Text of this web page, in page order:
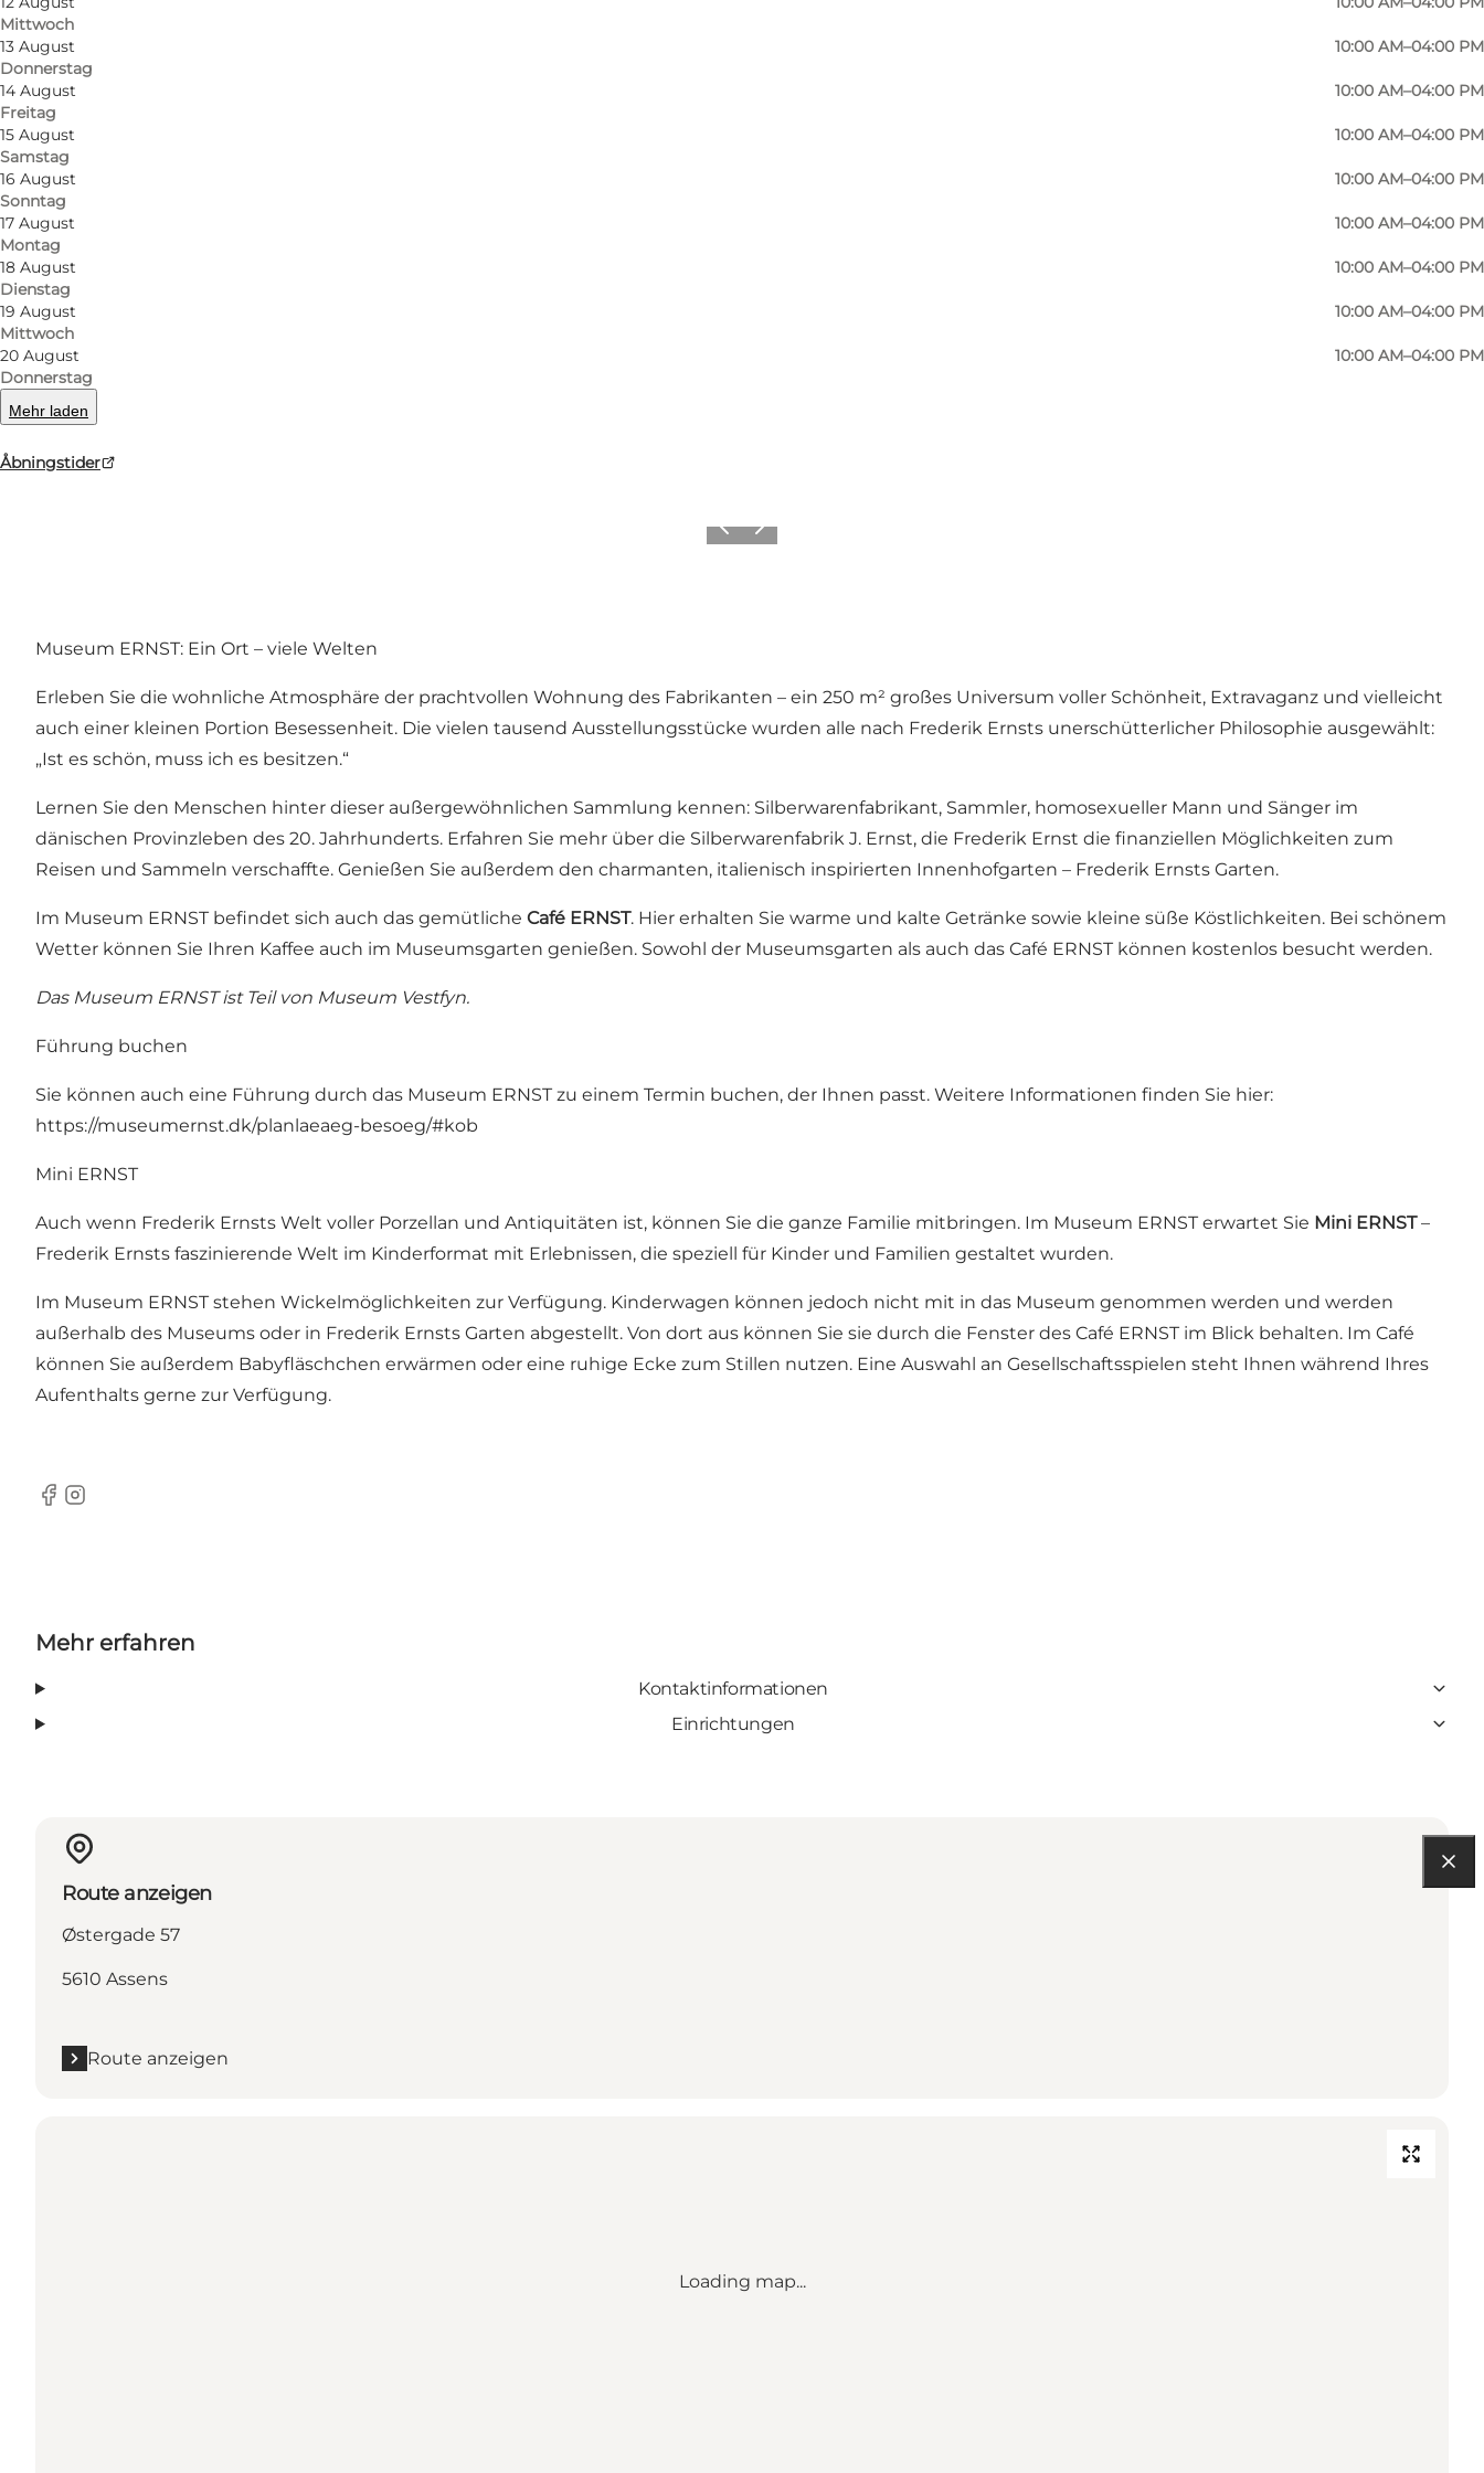
Mittwoch
13 August
Donnerstag
10:00 AM–04:00 PM
14 August
Freitag
10:00 AM–04:00 PM
15 August
Samstag
10:00 AM–04:00 PM
16 August
Sonntag
10:00 AM–04:00 PM
17 August
Montag
10:00 AM–04:00 PM
18 August
Dienstag
10:00 AM–04:00 PM
19 August
Mittwoch
10:00 AM–04:00 PM
20 August
Donnerstag
10:00 AM–04:00 PM
Mehr laden
Åbningstider
Foto:
ZurückWeiter
Museum ERNST: Ein Ort – viele Welten
Erleben Sie die wohnliche Atmosphäre der prachtvollen Wohnung des Fabrikanten – ein 250 m² großes Universum voller Schönheit, Extravaganz und vielleicht
auch einer kleinen Portion Besessenheit. Die vielen tausend Ausstellungsstücke wurden alle nach Frederik Ernsts unerschütterlicher Philosophie ausgewählt:
„Ist es schön, muss ich es besitzen.“
Lernen Sie den Menschen hinter dieser außergewöhnlichen Sammlung kennen: Silberwarenfabrikant, Sammler, homosexueller Mann und Sänger im
dänischen Provinzleben des 20. Jahrhunderts. Erfahren Sie mehr über die Silberwarenfabrik J. Ernst, die Frederik Ernst die finanziellen Möglichkeiten zum
Reisen und Sammeln verschaffte. Genießen Sie außerdem den charmanten, italienisch inspirierten Innenhofgarten – Frederik Ernsts Garten.
Im Museum ERNST befindet sich auch das gemütliche Café ERNST. Hier erhalten Sie warme und kalte Getränke sowie kleine süße Köstlichkeiten. Bei schönem
Wetter können Sie Ihren Kaffee auch im Museumsgarten genießen. Sowohl der Museumsgarten als auch das Café ERNST können kostenlos besucht werden.
Das Museum ERNST ist Teil von Museum Vestfyn.
Führung buchen
Sie können auch eine Führung durch das Museum ERNST zu einem Termin buchen, der Ihnen passt. Weitere Informationen finden Sie hier:
https://museumernst.dk/planlaeaeg-besoeg/#kob
Mini ERNST
Auch wenn Frederik Ernsts Welt voller Porzellan und Antiquitäten ist, können Sie die ganze Familie mitbringen. Im Museum ERNST erwartet Sie Mini ERNST–
Frederik Ernsts faszinierende Welt im Kinderformat mit Erlebnissen, die speziell für Kinder und Familien gestaltet wurden.
Im Museum ERNST stehen Wickelmöglichkeiten zur Verfügung. Kinderwagen können jedoch nicht mit in das Museum genommen werden und werden
außerhalb des Museums oder in Frederik Ernsts Garten abgestellt. Von dort aus können Sie sie durch die Fenster des Café ERNST im Blick behalten. Im Café
können Sie außerdem Babyfläschchen erwärmen oder eine ruhige Ecke zum Stillen nutzen. Eine Auswahl an Gesellschaftsspielen steht Ihnen während Ihres
Aufenthalts gerne zur Verfügung.
Facebook
Instagram
Mehr erfahren
Kontaktinformationen
Einrichtungen
Route anzeigen
Østergade 57
5610 Assens
Route anzeigen
Loading map...